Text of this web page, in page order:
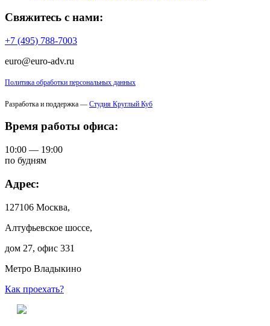
Свяжитесь с нами:
+7 (495) 788-7003
euro@euro-adv.ru
Политика обработки персональных данных
Разработка и поддержка — Студия Круглый Куб
Время работы офиса:
10:00 — 19:00
по будням
Адрес:
127106 Москва,
Алтуфьевское шоссе,
дом 27, офис 331
Метро Владыкино
Как проехать?